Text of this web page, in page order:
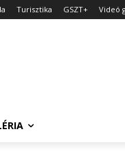
Turisztika GSZT+ Videó